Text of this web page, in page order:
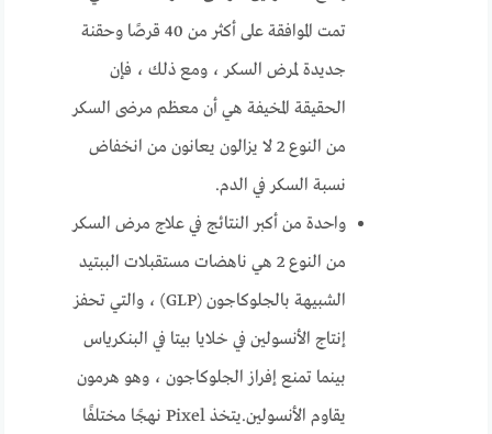
تمت الموافقة على أكثر من 40 قرصًا وحقنة
جديدة لمرض السكر ، ومع ذلك ، فإن
الحقيقة المخيفة هي أن معظم مرضى السكر
من النوع 2 لا يزالون يعانون من انخفاض
نسبة السكر في الدم.
واحدة من أكبر النتائج في علاج مرض السكر
من النوع 2 هي ناهضات مستقبلات الببتيد
الشبيهة بالجلوكاجون (GLP) ، والتي تحفز
إنتاج الأنسولين في خلايا بيتا في البنكرياس
بينما تمنع إفراز الجلوكاجون ، وهو هرمون
يقاوم الأنسولين.يتخذ Pixel نهجًا مختلفًا